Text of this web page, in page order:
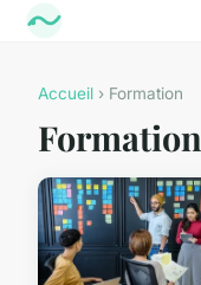
Accueil › Formation
Formation